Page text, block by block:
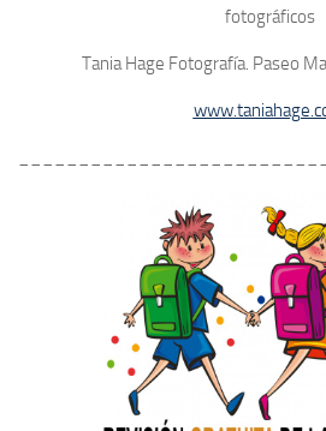
fotográficos
Tania Hage Fotografía. Paseo